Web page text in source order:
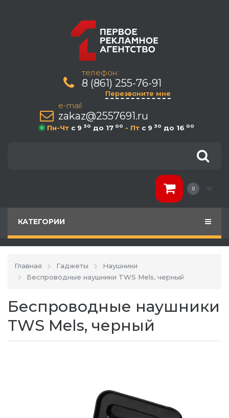
телефон:
8 (861) 255-76-91
Перезвоните мне
e-mail
zakaz@2557691.ru
Пн-Чт c 9 30 до 17 00 - Пт c 9 30 до 16 00
0
КАТЕГОРИИ
Главная Гаджеты
Наушники
Беспроводные наушники TWS Mels, черный
Беспроводные наушники
TWS Mels, черный